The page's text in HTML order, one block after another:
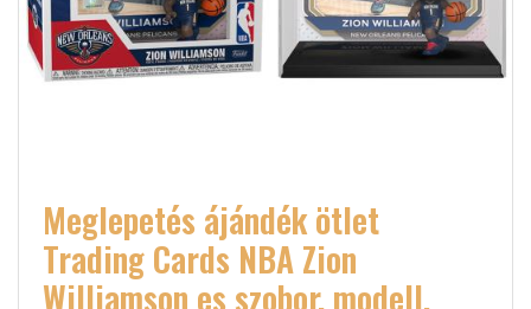
Meglepetés ájándék ötlet
Trading Cards NBA Zion
Williamson es szobor, modell,